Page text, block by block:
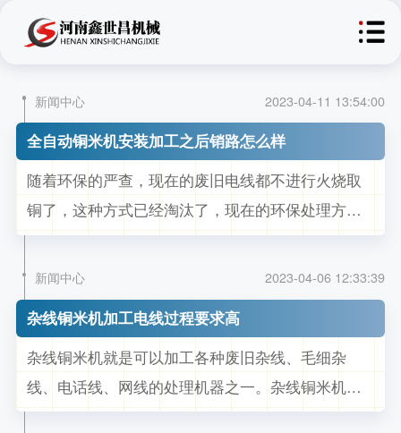
新闻中心 2023-04-11 13:54:00
全自动铜米机安装加工之后销路怎么样
随着环保的严查，现在的废旧电线都不进行火烧取
铜了，这种方式已经淘汰了，现在的环保处理方式
更新了很多种，现在回收来的废旧电线电缆中的铜
和塑料可以再次回收重新制造利用，市场价值利润
也很高，全自动铜米机安装加工之后销路怎么样？
这些年来随着全自动铜米机的投入使用，废旧电线
电缆回收行业经济突飞猛进，铜价随着生...
新闻中心 2023-04-06 12:33:39
杂线铜米机加工电线过程要求高
杂线铜米机就是可以加工各种废旧杂线、毛细杂
线、电话线、网线的处理机器之一。杂线铜米机目
前主要种类繁多：干式铜米机和水式铜米机、家用